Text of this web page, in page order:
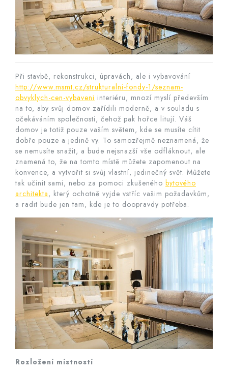
Při stavbě, rekonstrukci, úpravách, ale i vybavování
http://www.msmt.cz/strukturalni-fondy-1/seznam-
obvyklych-cen-vybaveni interiéru, mnozí myslí především
na to, aby svůj domov zařídili moderně, a v souladu s
očekáváním společnosti, čehož pak hořce litují. Váš
domov je totiž pouze vaším světem, kde se musíte cítit
dobře pouze a jedině vy. To samozřejmě neznamená, že
se nemusíte snažit, a bude nejsnazší vše odfláknout, ale
znamená to, že na tomto místě můžete zapomenout na
konvence, a vytvořit si svůj vlastní, jedinečný svět. Můžete
tak učinit sami, nebo za pomoci zkušeného bytového
architekta, který ochotně vyjde vstříc vašim požadavkům,
a radit bude jen tam, kde je to doopravdy potřeba.
Rozložení místností